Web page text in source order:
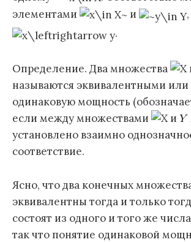
элементами
и
.
Определение. Два множества
называются эквивалентными
одинаковую мощность
если между множествами
и
установлено взаимно
соответствие.
Ясно, что два конечных
эквивалентны тогда и только
состоят из одного и того же
так что понятие одинаковой